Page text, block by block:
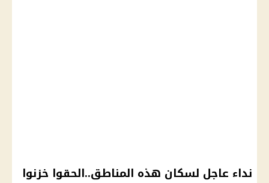
نداء عاجل لسكان هذه المناطق..الحقوا خزنوا